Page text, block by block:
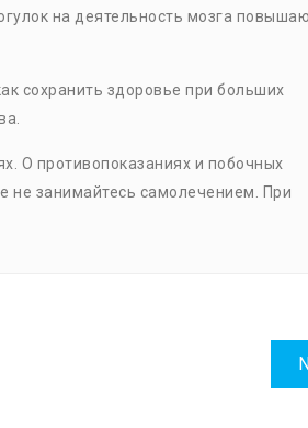
на деятельность мозга
сохранить здоровье при больших
О противопоказаниях и побочных
не занимайтесь самолечением. При